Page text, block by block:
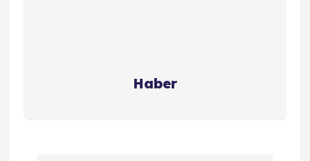
Haber